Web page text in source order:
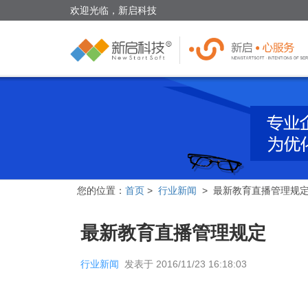
欢迎光临，新启科技
您的位置： 首页 > 行业新闻 > 最新教育直播管理规
最新教育直播管理规定
行业新闻 发表于 2016/11/23 16:18:03